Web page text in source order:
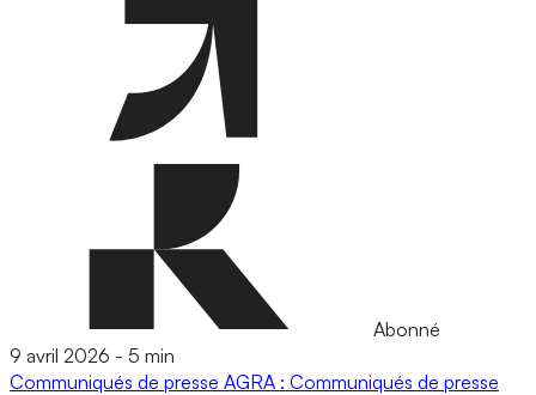
Abonné
9 avril 2026 - 5 min
Communiqués de presse AGRA : Communiqués de presse